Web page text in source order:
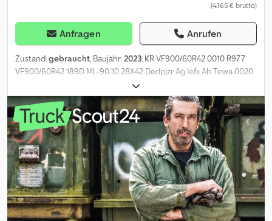
(4.165 € brutto)
Anfragen Anrufen
Zustand:gebraucht, Baujahr:2023, KR VF900/60R42 0010 R977
VF900/60R42 189D MI -90 10 28X42 Dedpjzr Ag Iefx Ah Tewa 0020